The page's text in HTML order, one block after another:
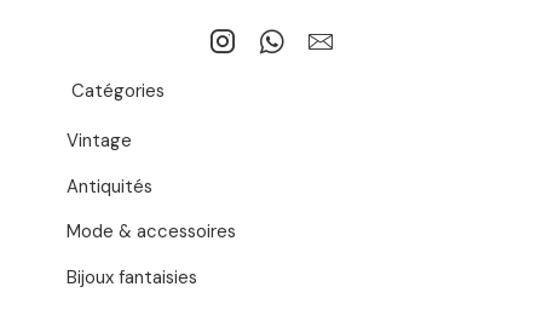
Catégories
Vintage
Antiquités
Mode & accessoires
Bijoux fantaisies